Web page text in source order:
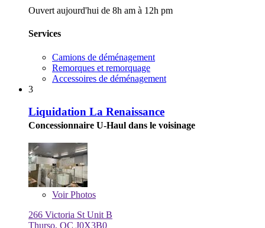
Ouvert aujourd'hui de 8h am à 12h pm
Services
Camions de déménagement
Remorques et remorquage
Accessoires de déménagement
3
Liquidation La Renaissance
Concessionnaire U-Haul dans le voisinage
VoirPhotos
266 Victoria St Unit B
Thurso, QC J0X3B0